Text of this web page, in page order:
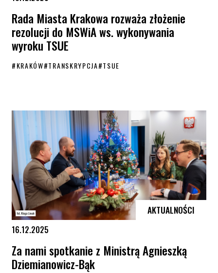
Rada Miasta Krakowa rozważa złożenie
rezolucji do MSWiA ws. wykonywania
wyroku TSUE
#KRAKÓW#TRANSKRYPCJA#TSUE
AKTUALNOŚCI
16.12.2025
Za nami spotkanie z Ministrą Agnieszką
Dziemianowicz-Bąk